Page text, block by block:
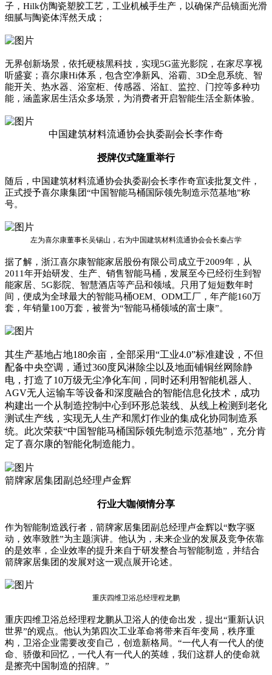
子，Hilk仿陶瓷塑胶工艺，工业机械手生产，以确保产品镜面光滑
细腻与陶瓷体浑然天成；
无界创新场景，依托硬核黑科技，实现5G蓝光影院，在家尽享视
听盛宴；喜尔康Hi体系，包含空净新风、浴霸、3D全息系统、智
能开关、热水器、浴室柜、传感器、浴缸、监控、门控等多种功
能，涵盖家居生活众多场景，为消费者开启智能生活全新体验。
中国建筑材料流通协会执委副会长李作奇
授牌仪式隆重举行
随后，中国建筑材料流通协会执委副会长李作奇宣读批复文件，
正式授予喜尔康集团“中国智能马桶国际领先制造示范基地”称
号。
左为喜尔康董事长吴锡山，右为中国建筑材料流通协会会长秦占学
据了解，浙江喜尔康智能家居股份有限公司成立于2009年，从
2011年开始研发、生产、销售智能马桶，发展至今已经衍生到智
能家居、5G影院、智慧酒店等产品和领域。只用了短短数年时
间，便成为全球最大的智能马桶OEM、ODM工厂，年产能160万
套，年销量100万套，被誉为“智能马桶领域的富士康”。
其生产基地占地180余亩，全部采用“工业4.0”标准建设，不但
配备中央空调，通过360度风淋除尘以及地面铺铜丝网除静
电，打造了10万级无尘净化车间，同时还利用智能机器人、
AGV无人运输车等设备和深度融合的智能信息化技术，成功
构建出一个从制造控制中心到环形总装线、从线上检测到老化
测试生产线，实现无人生产和黑灯作业的集成化协同制造系
统。此次荣获“中国智能马桶国际领先制造示范基地”，充分肯
定了喜尔康的智能化制造能力。
箭牌家居集团副总经理卢金辉
行业大咖倾情分享
作为智能制造践行者，箭牌家居集团副总经理卢金辉以“数字驱
动，效率致胜”为主题演讲。他认为，未来企业的发展及竞争依靠
的是效率，企业效率的提升来自于研发整合与智能制造，并结合
箭牌家居集团的发展对这一观点展开论述。
重庆四维卫浴总经理程龙鹏
重庆四维卫浴总经理程龙鹏从卫浴人的使命出发，提出“重新认识
世界”的观点。他认为第四次工业革命将带来百年变局，秩序重
构，卫浴企业需要改变自己，创造新格局。“一代人有一代人的使
命、骄傲和回忆，一代人有一代人的英雄，我们这群人的使命就
是擦亮中国制造的招牌。”